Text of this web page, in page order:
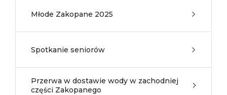
Młode Zakopane 2025
Spotkanie seniorów
Przerwa w dostawie wody w zachodniej
części Zakopanego